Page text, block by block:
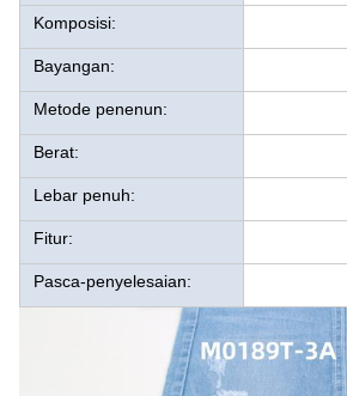
Komposisi:
Bayangan:
Metode penenun:
Berat:
Lebar penuh:
Fitur:
Pasca-penyelesaian: